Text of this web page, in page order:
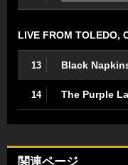
LIVE FROM TOLEDO,
13 Black
14 The Purple
関連ページ